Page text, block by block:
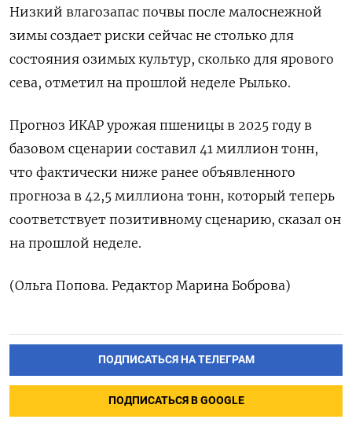
Низкий влагозапас почвы после малоснежной
зимы создает риски сейчас не столько для
состояния озимых культур, сколько для ярового
сева, отметил на прошлой неделе Рылько.
Прогноз ИКАР урожая пшеницы в 2025 году в
базовом сценарии составил 41 миллион тонн,
что фактически ниже ранее объявленного
прогноза в 42,5 миллиона тонн, который теперь
соответствует позитивному сценарию, сказал он
на прошлой неделе.
(Ольга Попова. Редактор Марина Боброва)
ПОДПИСАТЬСЯ НА ТЕЛЕГРАМ
ПОДПИСАТЬСЯ В GOOGLE